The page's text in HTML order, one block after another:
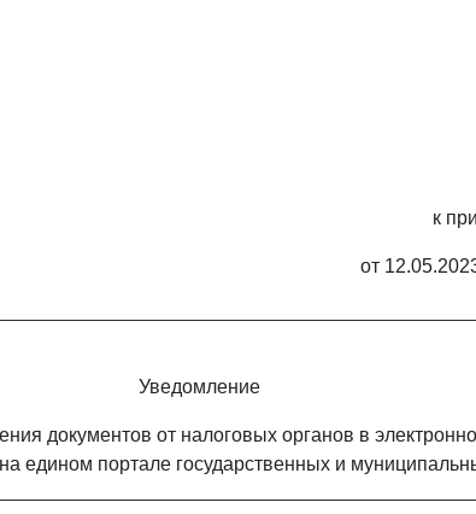
к
от
Уведомление
документов от налоговых органов в
едином портале государственных и